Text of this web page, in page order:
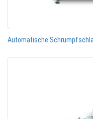
Automatische